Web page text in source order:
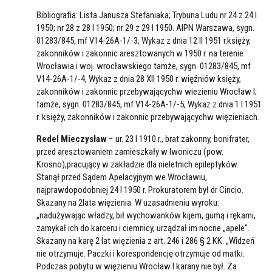
Bibliografia: Lista Janusza Stefaniaka; Trybuna Ludu nr 24 z 24 I
1950; nr 28 z 28 I 1950; nr 29 z 29 I 1950. AIPN Warszawa, sygn.
01283/845, mf V14-26A-1/-3, Wykaz z dnia 12 II 1951 r.księży,
zakonników i zakonnic aresztowanych w 1950 r. na terenie
Wrocławia i woj. wrocławskiego tamże, sygn. 01283/845, mf
V14-26A-1/-4, Wykaz z dnia 28 XII 1950 r. więźniów księży,
zakonników i zakonnic przebywającychw wiezieniu Wrocław I;
tamże, sygn. 01283/845, mf V14-26A-1/-5, Wykaz z dnia 1 I 1951
r. księży, zakonników i zakonnic przebywającychw więzieniach.
Redel Mieczysław − ur. 23 I 1910 r., brat zakonny, bonifrater,
przed aresztowaniem zamieszkały w Iwoniczu (pow.
Krosno),pracujący w zakładzie dla nieletnich epileptyków.
Stanął przed Sądem Apelacyjnym we Wrocławiu,
najprawdopodobniej 24 I 1950 r. Prokuratorem był dr Cincio.
Skazany na 2lata więzienia. W uzasadnieniu wyroku:
„nadużywając władzy, bił wychowanków kijem, gumą i rękami,
zamykał ich do karceru i ciemnicy, urządzał im nocne „apele”.
Skazany na karę 2 lat więzienia z art. 246 i 286 § 2 KK. „Widzeń
nie otrzymuje. Paczki i korespondencję otrzymuje od matki.
Podczas pobytu w więzieniu Wrocław I karany nie był. Za